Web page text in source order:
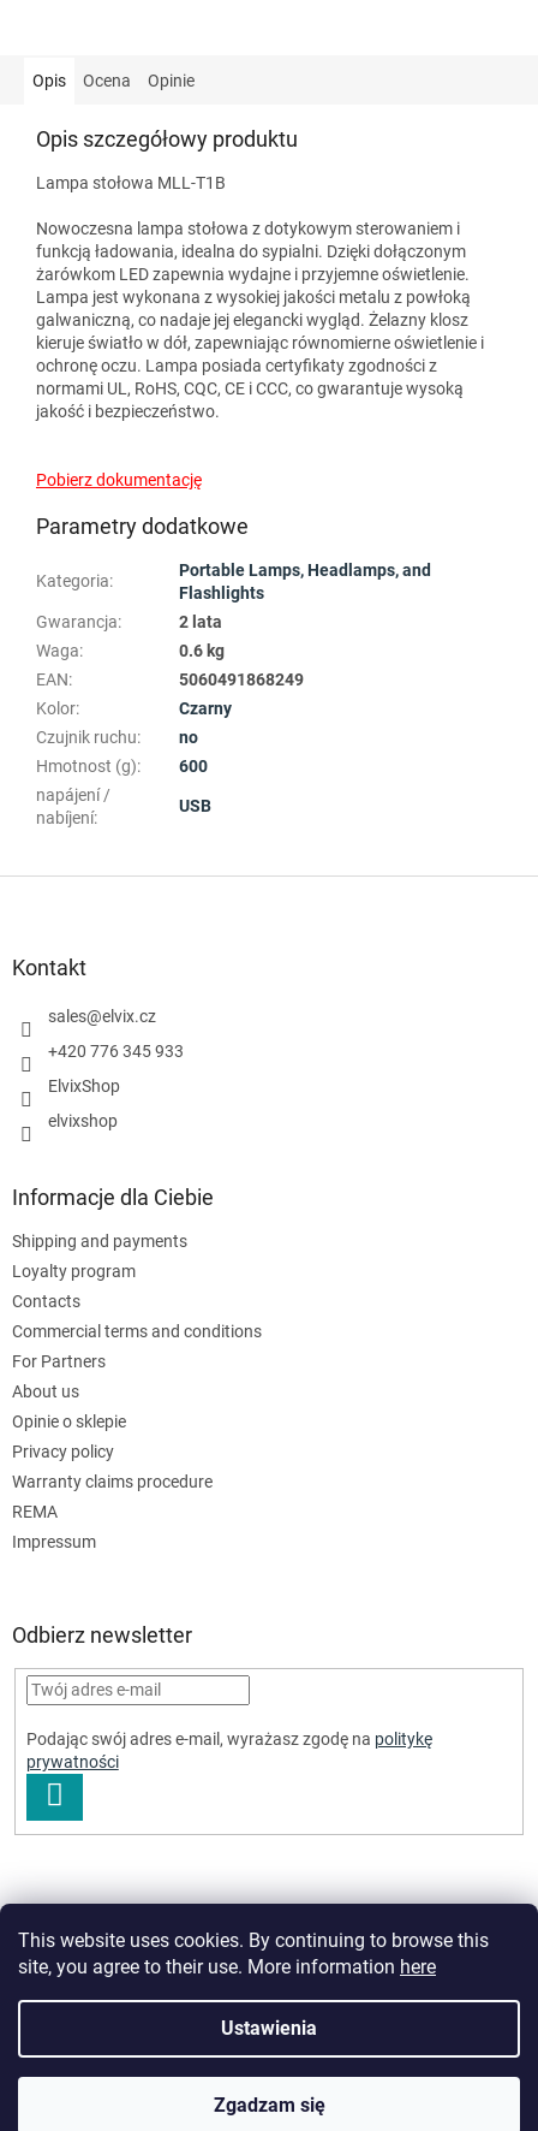
This website uses cookies. By continuing to browse this
site, you agree to their use. More information here
Ustawienia
Zgadzam się
Opis Ocena Opinie
Opis szczegółowy produktu
Lampa stołowa MLL-T1B
Nowoczesna lampa stołowa z dotykowym sterowaniem i
funkcją ładowania, idealna do sypialni. Dzięki dołączonym
żarówkom LED zapewnia wydajne i przyjemne oświetlenie.
Lampa jest wykonana z wysokiej jakości metalu z powłoką
galwaniczną, co nadaje jej elegancki wygląd. Żelazny klosz
kieruje światło w dół, zapewniając równomierne oświetlenie i
ochronę oczu. Lampa posiada certyfikaty zgodności z
normami UL, RoHS, CQC, CE i CCC, co gwarantuje wysoką
jakość i bezpieczeństwo.
Pobierz dokumentację
Parametry dodatkowe
Kategoria:
Portable Lamps, Headlamps, and
Flashlights
Gwarancja:
2 lata
Waga:
0.6 kg
EAN:
5060491868249
Kolor:
Czarny
Czujnik ruchu:
no
Hmotnost (g):
600
napájení /
nabíjení:
USB
Kontakt
sales@elvix.cz
+420 776 345 933
ElvixShop
elvixshop
Informacje dla Ciebie
Shipping and payments
Loyalty program
Contacts
Commercial terms and conditions
For Partners
About us
Opinie o sklepie
Privacy policy
Warranty claims procedure
REMA
Impressum
Odbierz newsletter
Podając swój adres e-mail, wyrażasz zgodę na politykę
prywatności
SIĘ
ustawienia plików cookie